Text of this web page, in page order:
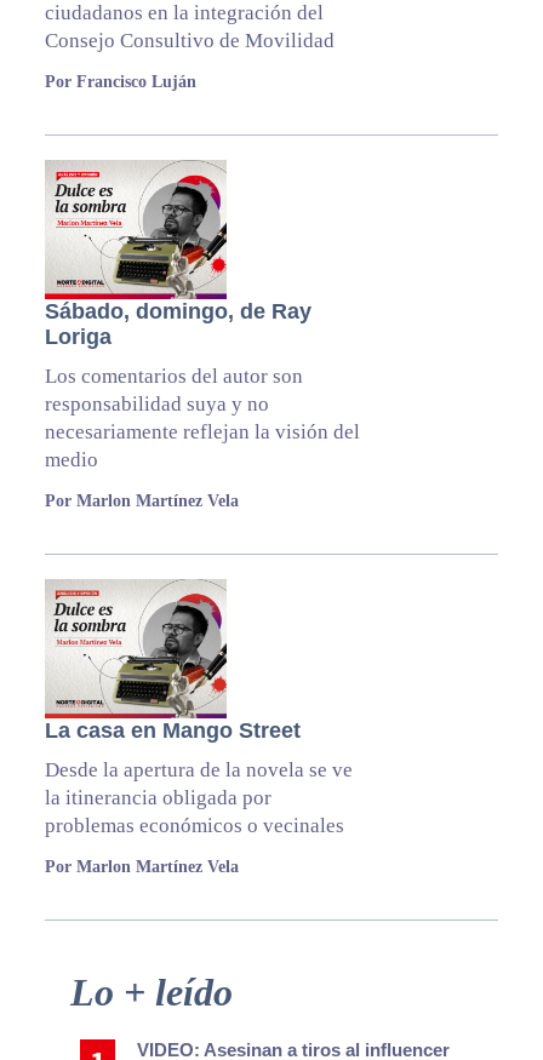
ciudadanos en la integración del
Consejo Consultivo de Movilidad
Por Francisco Luján
Sábado, domingo, de Ray
Loriga
Los comentarios del autor son
responsabilidad suya y no
necesariamente reflejan la visión del
medio
Por Marlon Martínez Vela
La casa en Mango Street
Desde la apertura de la novela se ve
la itinerancia obligada por
problemas económicos o vecinales
Por Marlon Martínez Vela
Primary
Lo + leído
VIDEO: Asesinan a tiros al influencer